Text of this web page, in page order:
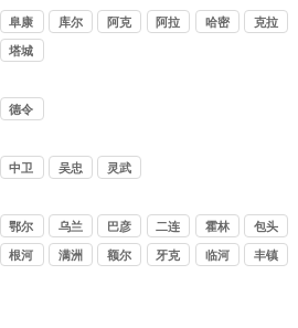
阜康
库尔
阿克
阿拉
哈密
克拉
塔城
德令
中卫 吴忠 灵武
鄂尔
多斯
乌兰
察布
巴彦
淖尔
二连
浩特
霍林
郭勒
包头
根河
满洲
额尔
牙克
临河 丰镇